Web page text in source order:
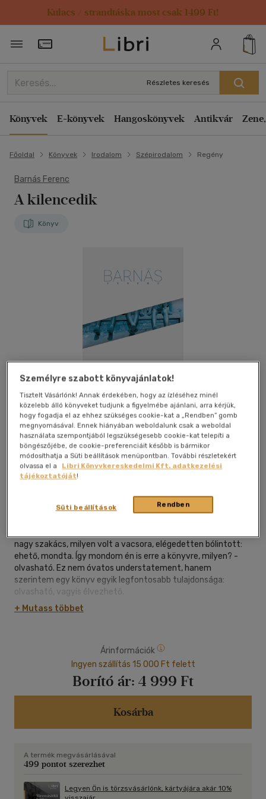
Kulacs / strandtáska most csak 1499 Ft!
Törzsvásárlói Kártya adatai
Részletes keresés
Könyvek E-könyvek Hangoskönyvek Antikvár
Főoldal Könyvek Irodalom Szépirodalom Regény
Barnás Ferenc
A kilencedik
Könyv
Kívánságlistához adom
magyar nyelvű|keménytábla,
|218 oldal
nagy szakács, milyen volt a vacsora, elégedetten bólintott:
ehető, mondta. Így mondom én is erre a könyvre, milyen? -
olvasható. Ez nem óvatos understatement, hanem
szerintem egy könyv egyik legfontosabb tulajdonsága:
olvasható, vagyis élvezhető.
Amúgy is könnyen ragadtatom magam e könyv kapcsán a
mindig gyanús szuperlatívuszokra: mestermű. A regény
Mit jelent a nincsben lenni, mit jelent a nincs
agresszivitásában élni? Mit jelent, amikor minden totális, kint
is, bent is, a kiszolgáltatottság, a szorongás, az állam, az apa,
minden totális. Mit jelent éhezni? Mit jelent, amikor semminek
sem lehet lenni, jónak se? Amikor szeretni sem szabad. De
a világon.
Esterházy Péter
+ Mutass többet
Árinformációk
Ingyen szállítás 15 000 Ft felett
Borító ár: 4 999 Ft
Kosárba
A termék megvásárlásával
499 pontot szerezhet
Legyen Ön is törzsvásárlónk, kártyájára akár 10%
Személyre szabott könyvajánlatok!
Tisztelt Vásárlónk! Annak érdekében, hogy az ízléséhez minél
közelebb álló könyveket tudjunk a figyelmébe ajánlani, arra kérjük,
hogy fogadja el az ehhez szükséges cookie-kat a „Rendben” gomb
megnyomásával. Ennek hiányában weboldalunk csak a weboldal
használata szempontjából legszükségesebb cookie-kat telepíti a
böngészőjébe, de cookie-preferenciáit később is bármikor
módosíthatja a Süti beállítások menüpontban. További részletekért
olvassa el a
Libri Könyvkereskedelmi Kft. adatkezelési
tájékoztatóját!
Rendben
Süti beállítások